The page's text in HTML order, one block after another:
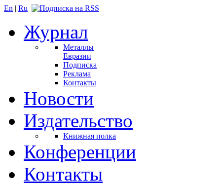
En | Ru
Журнал
Металлы
Евразии
Подписка
Реклама
Контакты
Новости
Издательство
Книжная полка
Конференции
Контакты